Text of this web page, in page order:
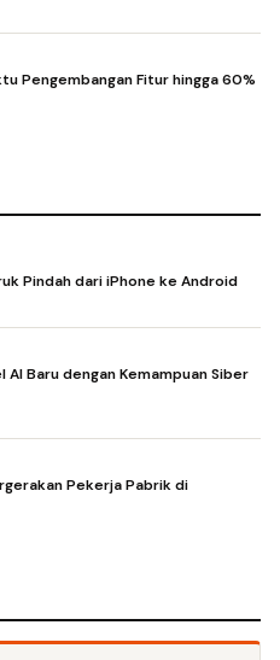
Pengembangan Fitur hingga 60%
Pindah dari iPhone ke Android
AI Baru dengan Kemampuan Siber
Pekerja Pabrik di